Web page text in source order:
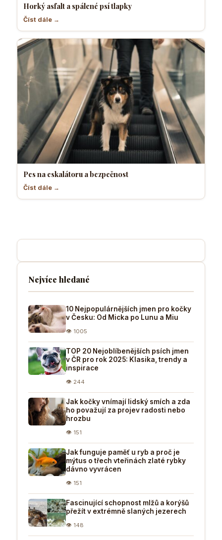
Horký asfalt a spálené psí tlapky
Číst dále →
Pes na eskalátoru a bezpečnost
Číst dále →
Nejvíce hledané
10 Nejpopulárnějších jmen pro kočky
v Česku: Od Micka po Lunu a Miu
👁 1005
TOP 20 Nejoblíbenějších psích jmen
v ČR pro rok 2025: Klasika, trendy a
inspirace
👁 244
Jak kočky vnímají lidský smích a zda
ho považují za projev radosti nebo
hrozbu
👁 151
Jak funguje paměť u ryb a proč je
mýtus o třech vteřinách zlaté rybky
dávno vyvrácen
👁 151
Fascinující schopnost mlžů a korýšů
přežít v extrémně slaných jezerech
👁 148